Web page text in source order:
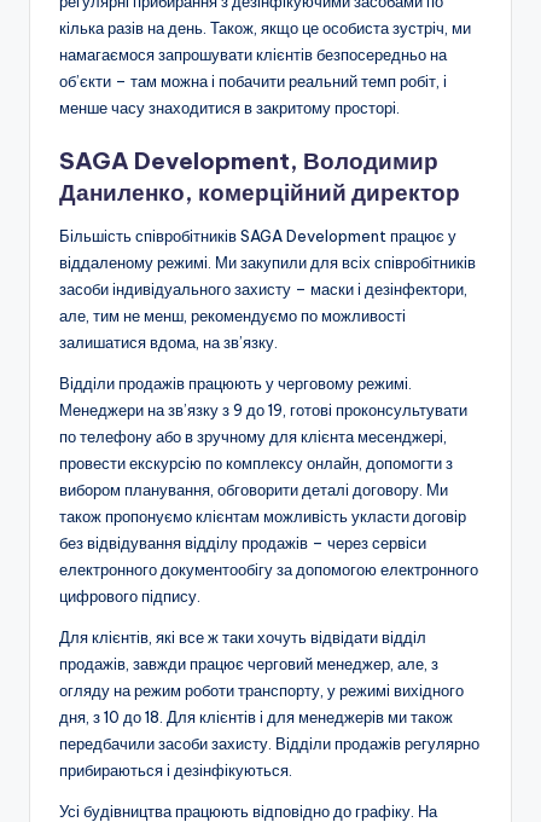
кілька разів на день. Також, якщо це особиста зустріч, ми
намагаємося запрошувати клієнтів безпосередньо на
об’єкти – там можна і побачити реальний темп робіт, і
менше часу знаходитися в закритому просторі.
SAGA Development, Володимир
Даниленко, комерційний директор
Більшість співробітників SAGA Development працює у
віддаленому режимі. Ми закупили для всіх співробітників
засоби індивідуального захисту – маски і дезінфектори,
але, тим не менш, рекомендуємо по можливості
залишатися вдома, на зв’язку.
Відділи продажів працюють у черговому режимі.
Менеджери на зв’язку з 9 до 19, готові проконсультувати
по телефону або в зручному для клієнта месенджері,
провести екскурсію по комплексу онлайн, допомогти з
вибором планування, обговорити деталі договору. Ми
також пропонуємо клієнтам можливість укласти договір
без відвідування відділу продажів – через сервіси
електронного документообігу за допомогою електронного
цифрового підпису.
Для клієнтів, які все ж таки хочуть відвідати відділ
продажів, завжди працює черговий менеджер, але, з
огляду на режим роботи транспорту, у режимі вихідного
дня, з 10 до 18. Для клієнтів і для менеджерів ми також
передбачили засоби захисту. Відділи продажів регулярно
прибираються і дезінфікуються.
Усі будівництва працюють відповідно до графіку. На